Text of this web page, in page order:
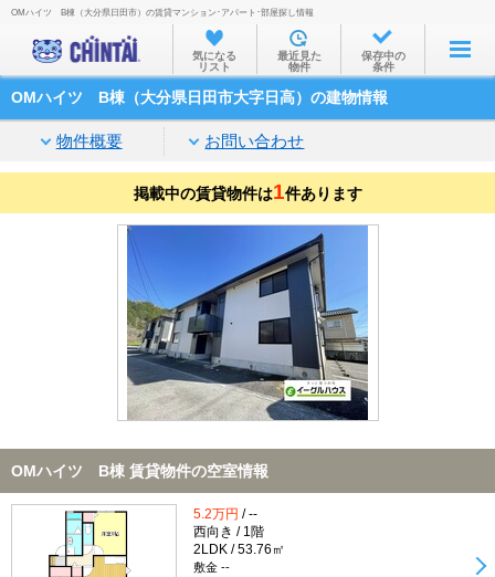
お部屋を探す
沿線・駅から
家賃相場から
通勤通学時間から
物件特集から
不動産会社から
TOP
OMハイツ B棟（大分県日田市）の賃貸マンション･アパート･部屋探し情報
気になる
リスト
最近見た
物件
保存中の
条件
OMハイツ B棟（大分県日田市大字日高）の建物情報
物件概要 お問い合わせ
掲載中の賃貸物件は1件あります
OMハイツ B棟 賃貸物件の空室情報
5.2万円 / --
西向き / 1階
2LDK / 53.76㎡
敷金 --